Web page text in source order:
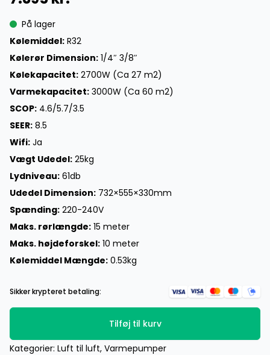
På lager
Kølemiddel: R32
Kølerør Dimension: 1/4″ 3/8″
Kølekapacitet: 2700W (Ca 27 m2)
Varmekapacitet: 3000W (Ca 60 m2)
SCOP: 4.6/5.7/3.5
SEER: 8.5
Wifi: Ja
Vægt Udedel: 25kg
Lydniveau: 61db
Udedel Dimension: 732×555×330mm
Spænding: 220-240V
Maks. rørlængde: 15 meter
Maks. højdeforskel: 10 meter
Kølemiddel Mængde: 0.53kg
Sikker krypteret betaling:
Tilføj til kurv
Kategorier: Luft til luft, Varmepumper